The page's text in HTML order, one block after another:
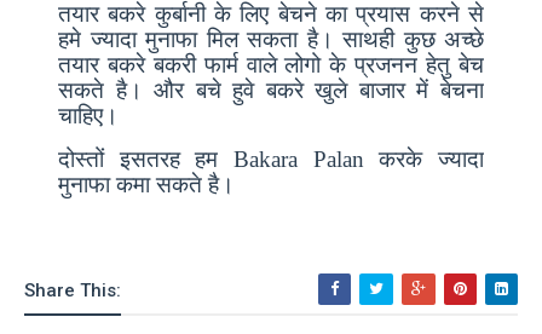
तयार बकरे कुर्बानी के लिए बेचने का प्रयास करने से
हमे ज्यादा मुनाफा मिल सकता है। साथही कुछ अच्छे
तयार बकरे बकरी फार्म वाले लोगो के प्रजनन हेतु बेच
सकते है। और बचे हुवे बकरे खुले बाजार में बेचना
चाहिए।
दोस्तों इसतरह हम Bakara Palan करके ज्यादा
मुनाफा कमा सकते है।
Share This: